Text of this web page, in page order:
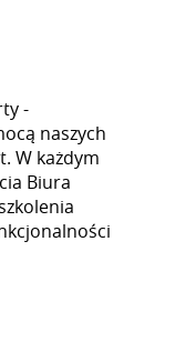
-
naszych
W każdym
Biura